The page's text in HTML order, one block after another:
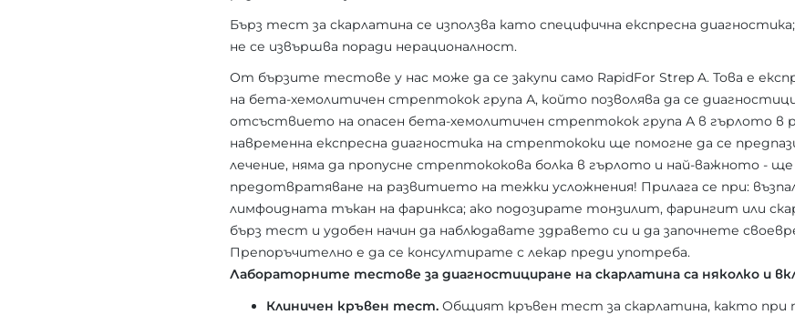
Бърз тест за скарлатина се използва като специфична експресна
не се извършва поради нерационалност.
От бързите тестове у нас може да се закупи само RapidFor Strep A. Това е
на бета-хемолитичен стрептокок група А, който позволява да се
отсъствието на опасен бета-хемолитичен стрептокок група А в гърлото в
навременна експресна диагностика на стрептококи ще помогне да се
лечение, няма да пропусне стрептококова болка в гърлото и най-важното - ще
предотвратяване на развитието на тежки усложнения! Прилага се при:
лимфоидната тъкан на фаринкса; ако подозирате тонзилит, фарингит или
бърз тест и удобен начин да наблюдавате здравето си и да започнете
Препоръчително е да се консултирате с лекар преди употреба.
Лабораторните тестове за диагностициране на скарлатина са няколко и
Клиничен кръвен тест. Общият кръвен тест за скарлатина, както при